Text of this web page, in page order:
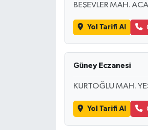
BEŞEVLER MAH.
Yol Tarifi Al
Güney Eczanesi
KURTOĞLU MAH.
Yol Tarifi Al